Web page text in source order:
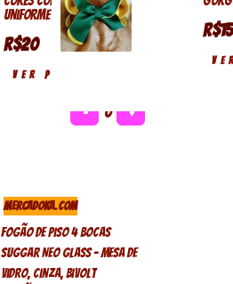
uniforme escolar
R$20
VER PRODUTO
− 0 +
R$15
MERCADOKA.COM
Fogão De Piso 4 Bocas
Suggar Neo Glass – Mesa De
Vidro, Cinza, Bivolt